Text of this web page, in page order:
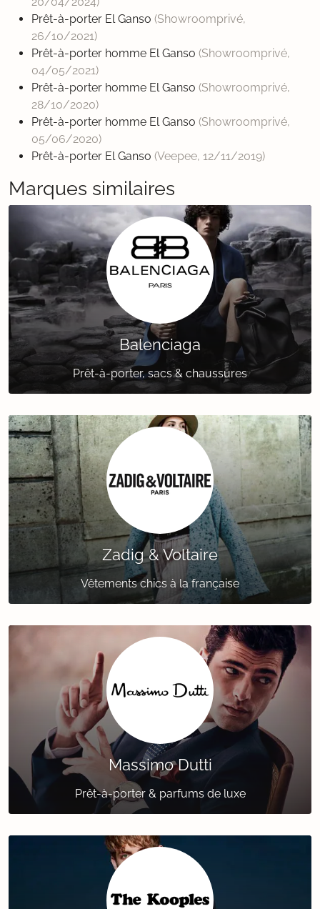
Prêt-à-porter El Ganso (Showroomprivé,
26/10/2021)
Prêt-à-porter homme El Ganso (Showroomprivé,
04/05/2021)
Prêt-à-porter homme El Ganso (Showroomprivé,
28/10/2020)
Prêt-à-porter homme El Ganso (Showroomprivé,
05/06/2020)
Prêt-à-porter El Ganso (Veepee, 12/11/2019)
Marques similaires
Balenciaga
Prêt-à-porter, sacs & chaussures
Zadig & Voltaire
Vêtements chics à la française
Massimo Dutti
Prêt-à-porter & parfums de luxe